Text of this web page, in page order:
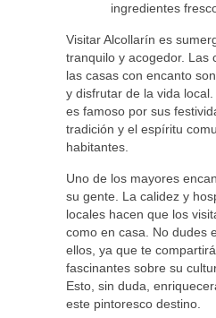
ingredientes
Visitar Alcollarín es
tranquilo y acogedor. Las
las casas con encanto
y disfrutar de la vida
es famoso por sus
tradición y el espíritu
habitantes.
Uno de los mayores
su gente. La calidez y
locales hacen que los
como en casa. No dudes
ellos, ya que te
fascinantes sobre su
Esto, sin duda,
este pintoresco destino.